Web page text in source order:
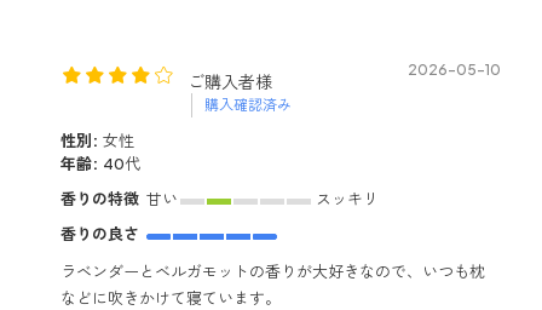
ご購入者様
購入確認済み
2026-05-10
性別: 女性
年齢: 40代
香りの特徴 甘い
スッキリ
香りの良さ
ラベンダーとベルガモットの香りが大好きなので、いつも枕
などに吹きかけて寝ています。